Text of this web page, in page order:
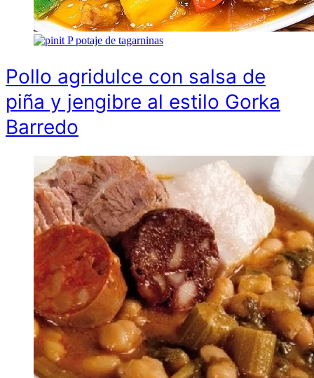
P potaje de tagarninas
Pollo agridulce con salsa de
piña y jengibre al estilo Gorka
Barredo